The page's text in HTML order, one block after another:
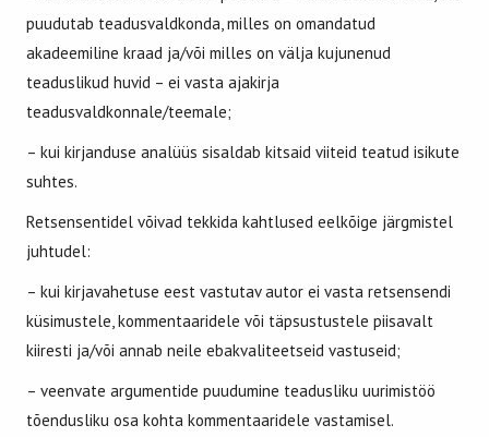
puudutab teadusvaldkonda, milles on omandatud
akadeemiline kraad ja/või milles on välja kujunenud
teaduslikud huvid – ei vasta ajakirja
teadusvaldkonnale/teemale;
– kui kirjanduse analüüs sisaldab kitsaid viiteid teatud isikute
suhtes.
Retsensentidel võivad tekkida kahtlused eelkõige järgmistel
juhtudel:
– kui kirjavahetuse eest vastutav autor ei vasta retsensendi
küsimustele, kommentaaridele või täpsustustele piisavalt
kiiresti ja/või annab neile ebakvaliteetseid vastuseid;
– veenvate argumentide puudumine teadusliku uurimistöö
tõendusliku osa kohta kommentaaridele vastamisel.